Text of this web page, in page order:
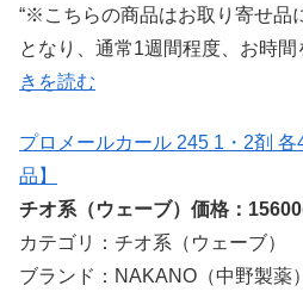
“※こちらの商品はお取り寄せ品
となり、通常1週間程度、お時
きを読む
プロメールカール 245 1・2剤
品】
チオ系（ウェーブ）価格：
カテゴリ：チオ系（ウェーブ）
ブランド：NAKANO（中野製薬）